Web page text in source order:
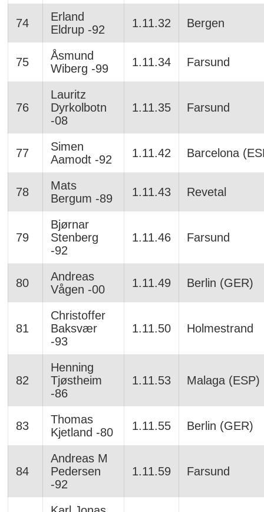
74
Erland
Eldrup -92
1.11.32 Bergen
75
Åsmund
Wiberg -99
1.11.34 Farsund
76
Lauritz
Dyrkolbotn
-08
1.11.35 Farsund
77
Simen
Aamodt -92
1.11.42 Barcelona
78
Mats
Bergum -89
1.11.43 Revetal
79
Bjørnar
Stenberg
-92
1.11.46 Farsund
80
Andreas
Vågen -00
1.11.49 Berlin (GER)
81
Christoffer
Baksvær
-93
1.11.50 Holmestrand
82
Henning
Tjøstheim
-86
1.11.53 Malaga (ESP)
83
Thomas
Kjetland -80
1.11.55 Berlin (GER)
84
Andreas M
Pedersen
-92
1.11.59 Farsund